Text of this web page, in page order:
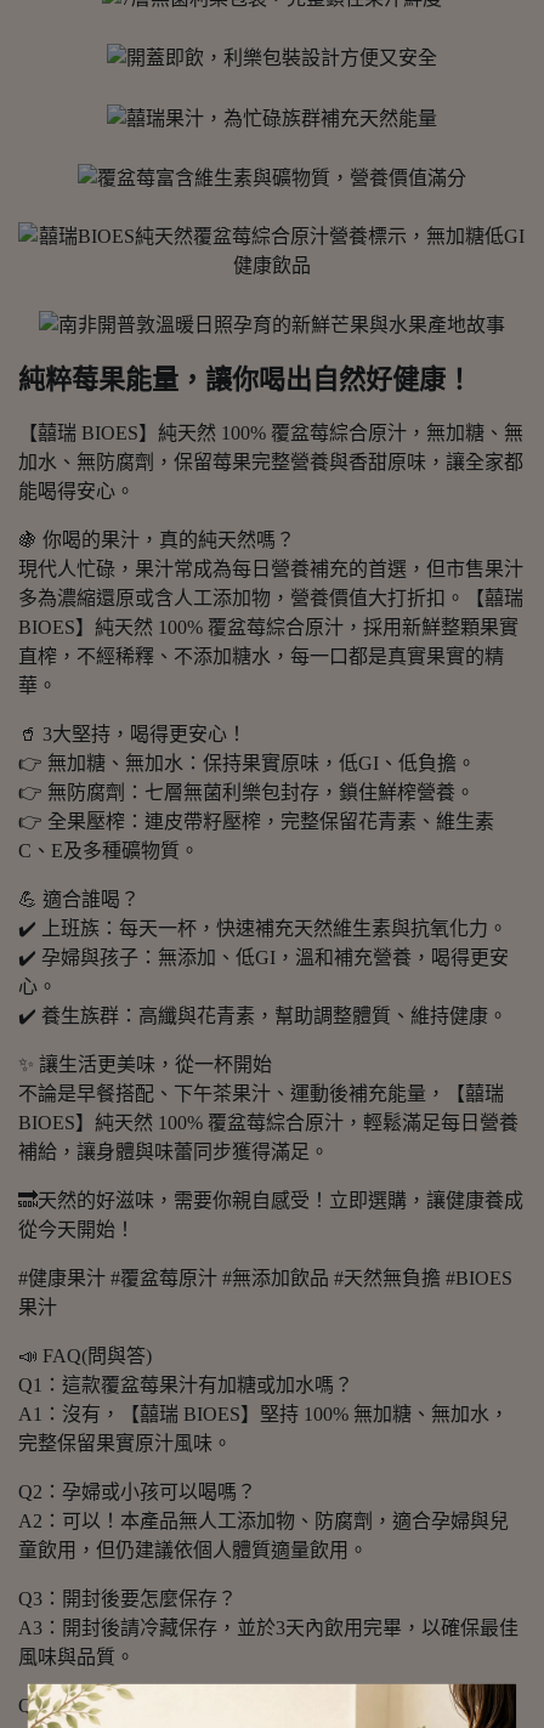
純粹莓果能量，讓你喝出自然好健康！
【囍瑞 BIOES】純天然 100% 覆盆莓綜合原汁，無加糖、無
加水、無防腐劑，保留莓果完整營養與香甜原味，讓全家都
能喝得安心。
🍇 你喝的果汁，真的純天然嗎？
現代人忙碌，果汁常成為每日營養補充的首選，但市售果汁
多為濃縮還原或含人工添加物，營養價值大打折扣。【囍瑞
BIOES】純天然 100% 覆盆莓綜合原汁，採用新鮮整顆果實
直榨，不經稀釋、不添加糖水，每一口都是真實果實的精
華。
🥤 3大堅持，喝得更安心！
👉 無加糖、無加水：保持果實原味，低GI、低負擔。
👉 無防腐劑：七層無菌利樂包封存，鎖住鮮榨營養。
👉 全果壓榨：連皮帶籽壓榨，完整保留花青素、維生素
C、E及多種礦物質。
💪 適合誰喝？
✔️ 上班族：每天一杯，快速補充天然維生素與抗氧化力。
✔️ 孕婦與孩子：無添加、低GI，溫和補充營養，喝得更安
心。
✔️ 養生族群：高纖與花青素，幫助調整體質、維持健康。
✨ 讓生活更美味，從一杯開始
不論是早餐搭配、下午茶果汁、運動後補充能量，【囍瑞
BIOES】純天然 100% 覆盆莓綜合原汁，輕鬆滿足每日營養
補給，讓身體與味蕾同步獲得滿足。
🔜天然的好滋味，需要你親自感受！立即選購，讓健康養成
從今天開始！
#健康果汁 #覆盆莓原汁 #無添加飲品 #天然無負擔 #BIOES
果汁
📣 FAQ(問與答)
Q1：這款覆盆莓果汁有加糖或加水嗎？
A1：沒有，【囍瑞 BIOES】堅持 100% 無加糖、無加水，
完整保留果實原汁風味。
Q2：孕婦或小孩可以喝嗎？
A2：可以！本產品無人工添加物、防腐劑，適合孕婦與兒
童飲用，但仍建議依個人體質適量飲用。
Q3：開封後要怎麼保存？
A3：開封後請冷藏保存，並於3天內飲用完畢，以確保最佳
風味與品質。
Q4：與一般100%果汁有何不同？